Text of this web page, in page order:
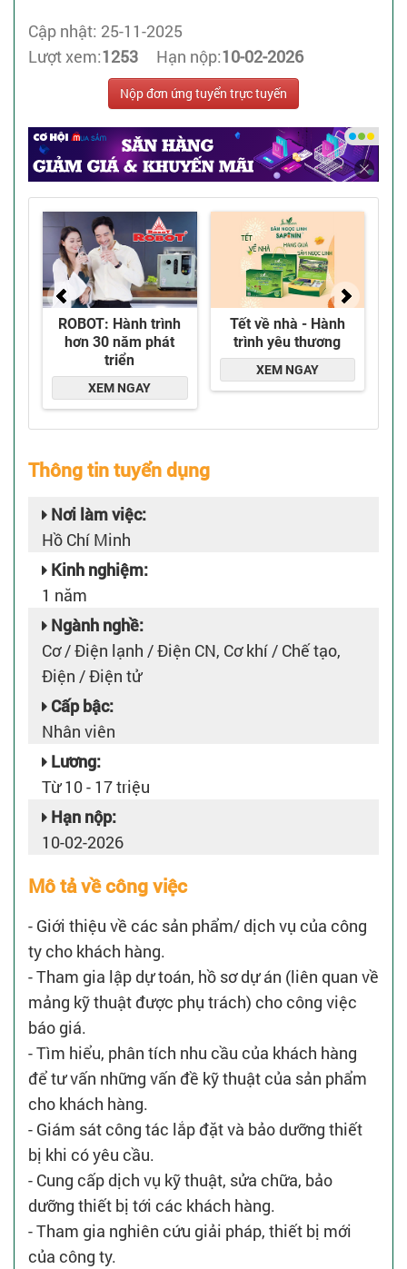
Cập nhật: 25-11-2025
Lượt xem:1253 Hạn nộp:10-02-2026
Nộp đơn ứng tuyển trực tuyến
Thông tin tuyển dụng
Nơi làm việc:
Hồ Chí Minh
Kinh nghiệm:
1 năm
Ngành nghề:
Cơ / Điện lạnh / Điện CN, Cơ khí / Chế tạo,
Điện / Điện tử
Cấp bậc:
Nhân viên
Lương:
Từ 10 - 17 triệu
Hạn nộp:
10-02-2026
Mô tả về công việc
- Giới thiệu về các sản phẩm/ dịch vụ của công
ty cho khách hàng.
- Tham gia lập dự toán, hồ sơ dự án (liên quan về
mảng kỹ thuật được phụ trách) cho công việc
báo giá.
- Tìm hiểu, phân tích nhu cầu của khách hàng
để tư vấn những vấn đề kỹ thuật của sản phẩm
cho khách hàng.
- Giám sát công tác lắp đặt và bảo dưỡng thiết
bị khi có yêu cầu.
- Cung cấp dịch vụ kỹ thuật, sửa chữa, bảo
dưỡng thiết bị tới các khách hàng.
- Tham gia nghiên cứu giải pháp, thiết bị mới
của công ty.